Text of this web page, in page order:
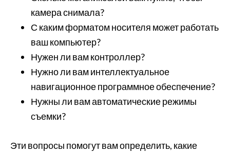
камера снимала?
С каким форматом носителя может работать
ваш компьютер?
Нужен ли вам контроллер?
Нужно ли вам интеллектуальное
навигационное программное обеспечение?
Нужны ли вам автоматические режимы
съемки?
Эти вопросы помогут вам определить, какие